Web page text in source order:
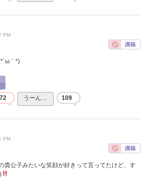
PM
｀*)
うーん… 109
PM
貴公子みたいな笑顔が好きって言ってたけど、す